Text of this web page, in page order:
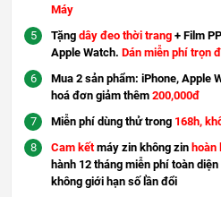
Máy
Tặng dây đeo thời trang + Film
Apple Watch. Dán miễn phí trọn
Mua 2 sản phẩm: iPhone, Apple
hoá đơn giảm thêm 200,000đ
Miễn phí dùng thử trong 168h,
Cam kếtmáy zin không zin hoàn
hành 12 tháng miễn phí toàn
không giới hạn số lần đổi